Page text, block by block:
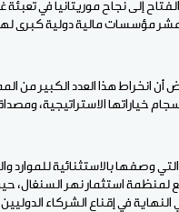
إلى نجاح موريتانيا في
عشر مؤسسات مالية دولية كبرى
أن انخراط هذا العدد الكبير من
خياراتها الاستراتيجية،
وصفها بالاستثنائية
لمنظمة استثمار نهر
النهاية في إقناع الشركاء